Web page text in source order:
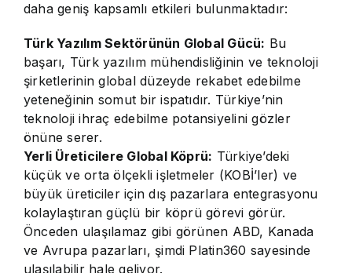
daha geniş kapsamlı etkileri bulunmaktadır:
Türk Yazılım Sektörünün Global Gücü: Bu
başarı, Türk yazılım mühendisliğinin ve teknoloji
şirketlerinin global düzeyde rekabet edebilme
yeteneğinin somut bir ispatıdır. Türkiye’nin
teknoloji ihraç edebilme potansiyelini gözler
önüne serer.
Yerli Üreticilere Global Köprü: Türkiye’deki
küçük ve orta ölçekli işletmeler (KOBİ’ler) ve
büyük üreticiler için dış pazarlara entegrasyonu
kolaylaştıran güçlü bir köprü görevi görür.
Önceden ulaşılamaz gibi görünen ABD, Kanada
ve Avrupa pazarları, şimdi Platin360 sayesinde
ulaşılabilir hale geliyor.